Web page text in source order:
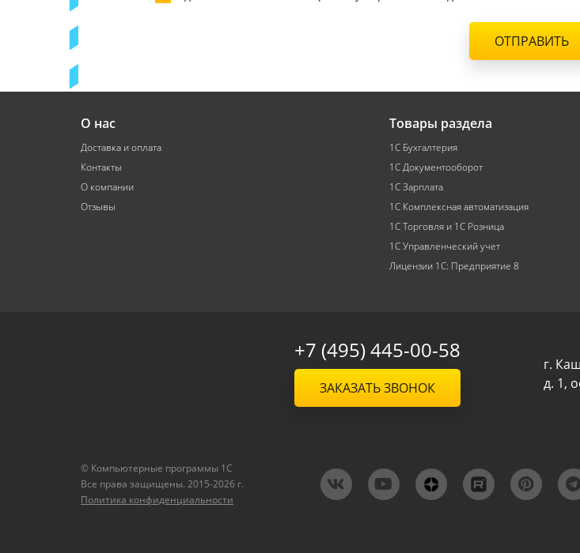
ОТПРАВИТЬ
О нас
Доставка и оплата
Контакты
О компании
Отзывы
Товары раздела
1С Бухгалтерия
1С Документооборот
1С Зарплата
1С Комплексная автоматизация
1С Торговля и 1С Розница
1С Управленческий учет
Лицензии 1С: Предприятие 8
+7 (495) 445-00-58
ЗАКАЗАТЬ ЗВОНОК
г.
д. 1,
© Компьютерные программы 1C
Все права защищены. 2015-2026 г.
Политика конфиденциальности